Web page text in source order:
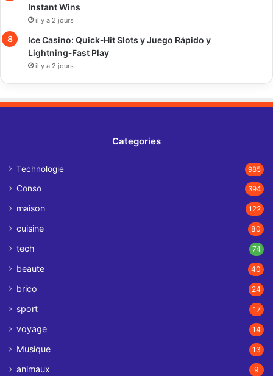
Instant Wins
il y a 2 jours
Ice Casino: Quick‑Hit Slots y Juego Rápido y
Lightning‑Fast Play
il y a 2 jours
Categories
Technologie 985
Conso 394
maison 122
cuisine 80
tech 74
beaute 40
brico 24
sport 17
voyage 14
Musique 13
animaux 9